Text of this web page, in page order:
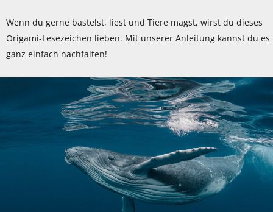
Wenn du gerne bastelst, liest und Tiere magst, wirst du dieses
Origami-Lesezeichen lieben. Mit unserer Anleitung kannst du es
ganz einfach nachfalten!